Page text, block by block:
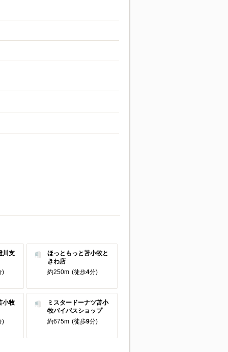
川支
)
ほっともっと苫小牧と
きわ店
約250m (徒歩4分)
小牧
)
ミスタードーナツ苫小
牧バイパスショップ
約675m (徒歩9分)